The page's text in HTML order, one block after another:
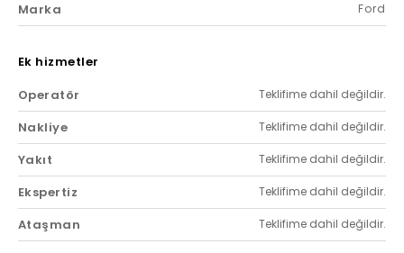
Marka Ford
Ek hizmetler
Operatör
Teklifime dahil değildir.
Nakliye Teklifime dahil değildir.
Yakıt Teklifime dahil değildir.
Ekspertiz Teklifime dahil değildir.
Ataşman Teklifime dahil değildir.